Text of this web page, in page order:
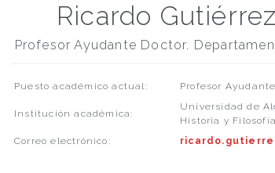
Ricardo
Profesor Ayudante Doctor.
Puesto académico actual: Profesor
Institución académica:
Universidad de
Historia y Filosofía
Correo electrónico: